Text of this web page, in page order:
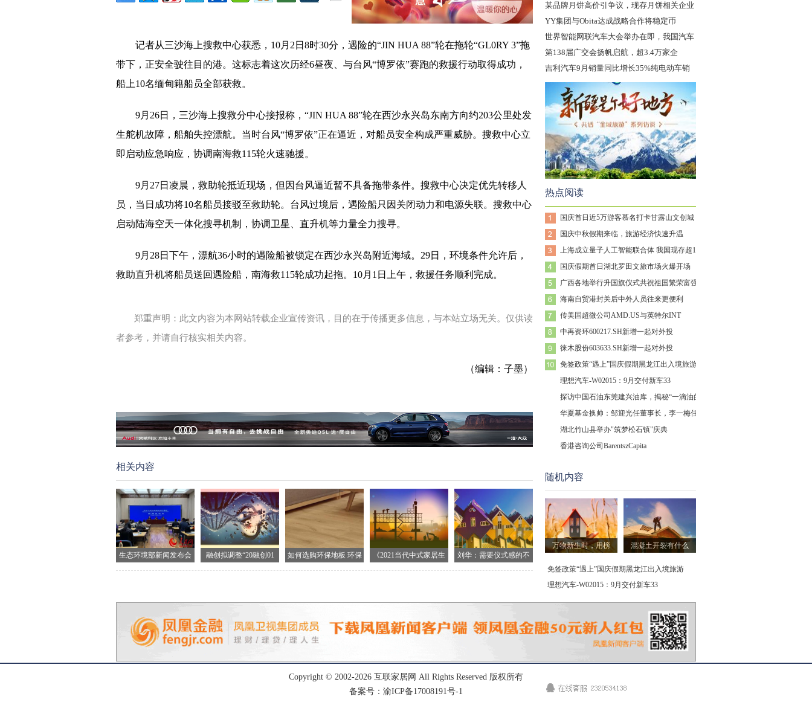
记者从三沙海上搜救中心获悉，10月2日8时30分，遇险的“JIN HUA 88”轮在拖轮“GL0RY 3”拖
带下，正安全驶往目的港。这标志着这次历经6昼夜、与台风“博罗依”赛跑的救援行动取得成功，
船上10名缅甸籍船员全部获救。
9月26日，三沙海上搜救分中心接报称，“JIN HUA 88”轮在西沙永兴岛东南方向约203公里处发
生舵机故障，船舶失控漂航。当时台风“博罗依”正在逼近，对船员安全构成严重威胁。搜救中心立
即启动应急响应，协调南海救115轮火速驰援。
9月27日凌晨，救助轮抵近现场，但因台风逼近暂不具备拖带条件。搜救中心决定优先转移人
员，当日成功将10名船员接驳至救助轮。台风过境后，遇险船只因关闭动力和电源失联。搜救中心
启动陆海空天一体化搜寻机制，协调卫星、直升机等力量全力搜寻。
9月28日下午，漂航36小时的遇险船被锁定在西沙永兴岛附近海域。29日，环境条件允许后，
救助直升机将船员送回遇险船，南海救115轮成功起拖。10月1日上午，救援任务顺利完成。
郑重声明：此文内容为本网站转载企业宣传资讯，目的在于传播更多信息，与本站立场无关。仅供读
者参考，并请自行核实相关内容。
（编辑：子墨）
相关内容
生态环境部新闻发布会
现场
融创拟调整“20融创01
如何选购环保地板 环保
地
《2021当代中式家居生
刘华：需要仪式感的不
止生
某品牌月饼高价引争议，现存月饼相关企业
超
YY集团与Obita达成战略合作将稳定币
世界智能网联汽车大会举办在即，我国汽车
相
第138届广交会扬帆启航，超3.4万家企
吉利汽车9月销量同比增长35%纯电动车销
热点阅读
国庆首日近5万游客慕名打卡甘露山文创城
国庆中秋假期来临，旅游经济快速升温
上海成立量子人工智能联合体 我国现存超1
国庆假期首日湖北罗田文旅市场火爆开场
广西各地举行升国旗仪式共祝祖国繁荣富强
海南自贸港封关后中外人员往来更便利
传美国超微公司AMD.US与英特尔INT
中再资环600217.SH新增一起对外投
徕木股份603633.SH新增一起对外投
免签政策“遇上”国庆假期黑龙江出入境旅游
理想汽车-W02015：9月交付新车33
探访中国石油东莞建兴油库，揭秘“一滴油的
华夏基金换帅：邹迎光任董事长，李一梅任副
湖北竹山县举办"筑梦松石镇"庆典
香港咨询公司BarentszCapita
随机内容
万物新生时，用榜 混凝土开裂有什么
免签政策“遇上”国庆假期黑龙江出入境旅游
理想汽车-W02015：9月交付新车33
Copyright © 2002-2026 互联家居网 All Rights Reserved 版权所有
备案号：渝ICP备17008191号-1